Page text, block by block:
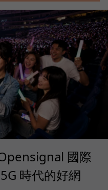
國際
時代的好網